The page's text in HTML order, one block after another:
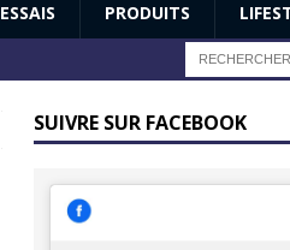
ESSAIS PRODUITS
SUIVRE SUR FACEBOOK